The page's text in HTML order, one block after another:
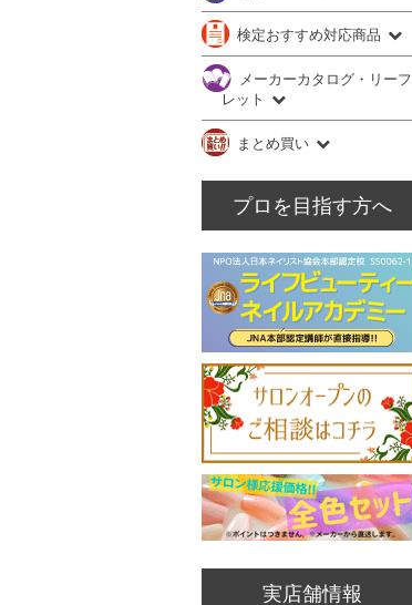
検定おすすめ対応商品
メーカーカタログ・リーフ
レット
まとめ買い
プロを目指す方へ
実店舗情報